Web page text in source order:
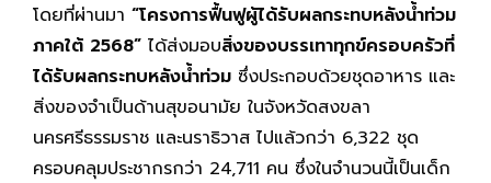
โดยที่ผ่านมา “โครงการฟื้นฟูผู้ได้รับผลกระทบหลังน้ำท่วม
ภาคใต้ 2568” ได้ส่งมอบสิ่งของบรรเทาทุกข์ครอบครัวที่
ได้รับผลกระทบหลังน้ำท่วม ซึ่งประกอบด้วยชุดอาหาร และ
สิ่งของจำเป็นด้านสุขอนามัย ในจังหวัดสงขลา
นครศรีธรรมราช และนราธิวาส ไปแล้วกว่า 6,322 ชุด
ครอบคลุมประชากรกว่า 24,711 คน ซึ่งในจำนวนนี้เป็นเด็ก